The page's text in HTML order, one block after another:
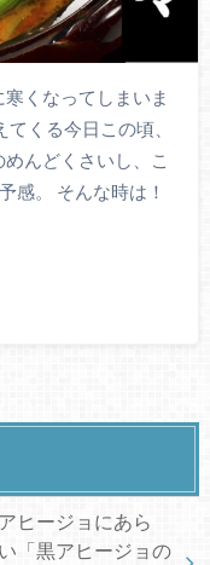
くなってしまいま
くる今日この頃、
んどくさいし、こ
感。 そんな時は！
ヒージョにあら
「黒アヒージョの